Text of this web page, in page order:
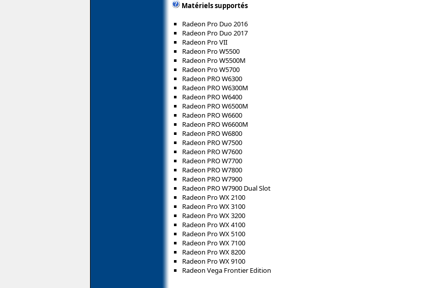
Matériels supportés
Radeon Pro Duo 2016
Radeon Pro Duo 2017
Radeon Pro VII
Radeon Pro W5500
Radeon Pro W5500M
Radeon Pro W5700
Radeon PRO W6300
Radeon PRO W6300M
Radeon PRO W6400
Radeon PRO W6500M
Radeon PRO W6600
Radeon PRO W6600M
Radeon PRO W6800
Radeon PRO W7500
Radeon PRO W7600
Radeon PRO W7700
Radeon PRO W7800
Radeon PRO W7900
Radeon PRO W7900 Dual Slot
Radeon Pro WX 2100
Radeon Pro WX 3100
Radeon Pro WX 3200
Radeon Pro WX 4100
Radeon Pro WX 5100
Radeon Pro WX 7100
Radeon Pro WX 8200
Radeon Pro WX 9100
Radeon Vega Frontier Edition